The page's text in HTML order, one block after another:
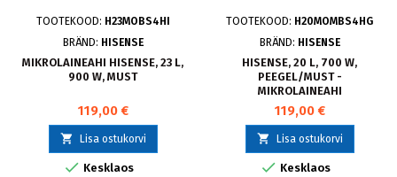
TOOTEKOOD: H23MOBS4HI
BRÄND: HISENSE
MIKROLAINEAHI HISENSE, 23 L,
900 W, MUST
119,00 €
 Lisa ostukorvi
 Kesklaos
TOOTEKOOD: H20MOMBS4HG
BRÄND: HISENSE
HISENSE, 20 L, 700 W,
PEEGEL/MUST -
MIKROLAINEAHI
119,00 €
 Lisa ostukorvi
 Kesklaos